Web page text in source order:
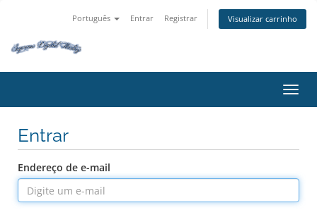
Português Entrar Registrar Visualizar carrinho
Entrar
Endereço de e-mail